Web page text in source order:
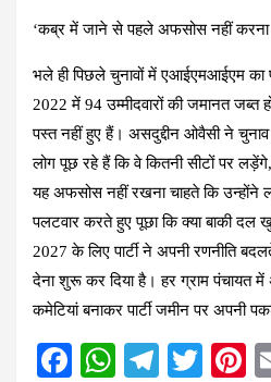
‘कब्र में जाने से पहले अफसोस नहीं करना
भले ही पिछले चुनावों में एआईएमआईएम का
2022 में 94 उम्मीदवारों की जमानत
पस्त नहीं हुए हैं। असदुद्दीन ओवैसी ने
लोग पूछ रहे हैं कि वे कितनी सीटों पर
यह अफसोस नहीं रखना चाहते कि उन्होंने
पलटवार करते हुए पूछा कि क्या बाकी दल
2027 के लिए पार्टी ने अपनी रणनीति
देना शुरू कर दिया है। हर ग्राम पंचायत
कमेटियां बनाकर पार्टी जमीन पर अपनी
F
W T
T